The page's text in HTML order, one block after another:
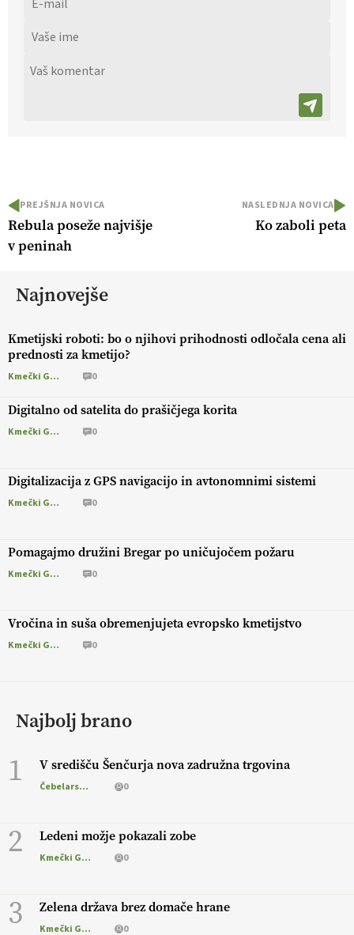
PREJŠNJA NOVICA
Rebula poseže najvišje
v peninah
NASLEDNJA NOVICA
Ko zaboli peta
Najnovejše
Kmetijski roboti: bo o njihovi prihodnosti odločala cena ali
prednosti za kmetijo?
Kmečki Glas 0
Digitalno od satelita do prašičjega korita
Kmečki Glas 0
Digitalizacija z GPS navigacijo in avtonomnimi sistemi
Kmečki Glas 0
Pomagajmo družini Bregar po uničujočem požaru
Kmečki Glas 0
Vročina in suša obremenjujeta evropsko kmetijstvo
Kmečki Glas 0
Najbolj brano
1 V središču Šenčurja nova zadružna trgovina
Čebelarstvo 0
2 Ledeni možje pokazali zobe
Kmečki Glas 0
3 Zelena država brez domače hrane
Kmečki Glas 0